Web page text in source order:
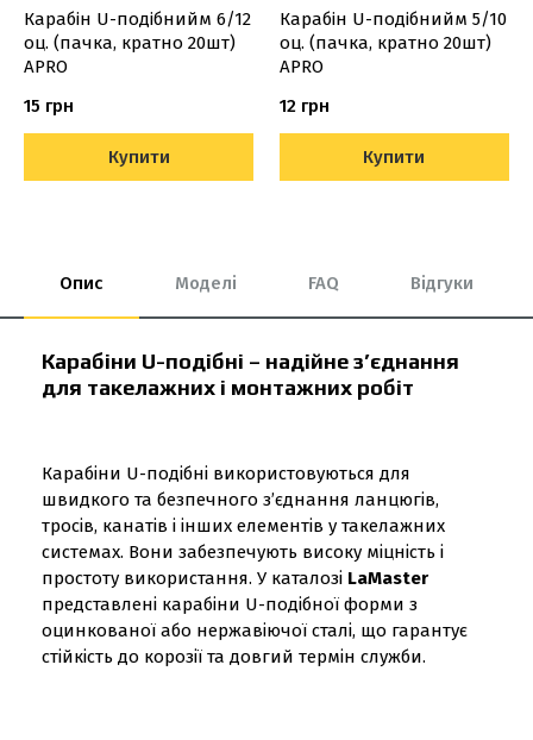
Карабiн U-подiбнийм 6/12
оц. (пачка, кратно 20шт)
APRO
15 грн
Купити
Карабiн U-подiбнийм 5/10
оц. (пачка, кратно 20шт)
APRO
12 грн
Купити
Опис Моделі FAQ Відгуки
Карабіни U-подібні – надійне з’єднання
для такелажних і монтажних робіт
Карабіни U-подібні використовуються для
швидкого та безпечного з’єднання ланцюгів,
тросів, канатів і інших елементів у такелажних
системах. Вони забезпечують високу міцність і
простоту використання. У каталозі LaMaster
представлені карабіни U-подібної форми з
оцинкованої або нержавіючої сталі, що гарантує
стійкість до корозії та довгий термін служби.